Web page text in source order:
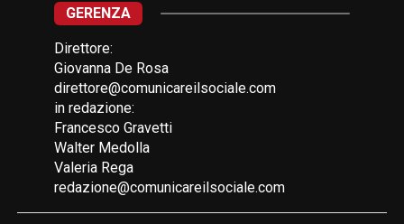
GERENZA
Direttore:
Giovanna De Rosa
direttore@comunicareilsociale.com
in redazione:
Francesco Gravetti
Walter Medolla
Valeria Rega
redazione@comunicareilsociale.com